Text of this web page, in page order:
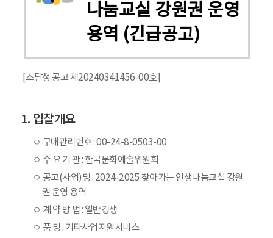
나눔교실 강원권 운영
용역 (긴급공고)
[조달청 공고 제20240341456-00호]
입찰개요
ㅇ 구매관리번호 : 00-24-8-0503-00
ㅇ 수 요 기 관 : 한국문화예술위원회
ㅇ 공고(사업)명 : 2024-2025 찾아가는 인생나눔교실 강원
권 운영 용역
ㅇ 계 약 방 법 : 일반경쟁
ㅇ 품 명 : 기타사업지원서비스